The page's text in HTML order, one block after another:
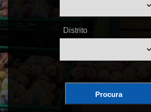
Distrito
Procura